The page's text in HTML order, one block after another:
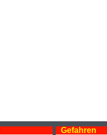
Gefahren